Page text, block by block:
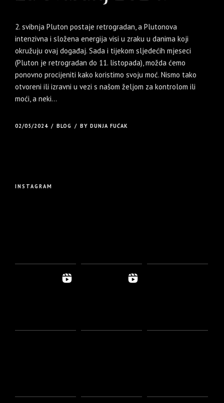
2. svibnja Pluton postaje retrogradan, a Plutonova
intenzivna i složena energija visi u zraku u danima koji
okružuju ovaj događaj. Sada i tijekom sljedećih mjeseci
(Pluton je retrogradan do 11. listopada), možda ćemo
ponovno procijeniti kako koristimo svoju moć. Nismo tako
otvoreni ili izravni u vezi s našom željom za kontrolom ili
moći, a neki...
02/05/2024 BLOG BY DUNJA FUĆAK
INSTAGRAM